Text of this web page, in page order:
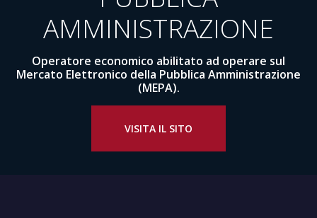
AMMINISTRAZIONE
Operatore economico abilitato ad operare sul
Mercato Elettronico della Pubblica Amministrazione
(MEPA).
VISITA IL SITO